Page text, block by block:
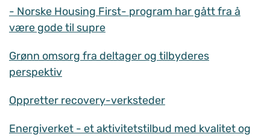
- Norske Housing First- program har gått fra å
være gode til supre
Grønn omsorg fra deltager og tilbyderes
perspektiv
Oppretter recovery-verksteder
Energiverket - et aktivitetstilbud med kvalitet og